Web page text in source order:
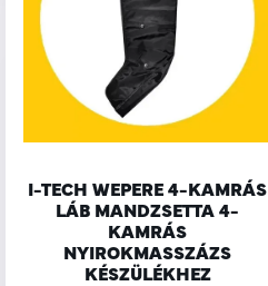
I-TECH WEPERE 4-KAMRÁS
LÁB MANDZSETTA 4-
KAMRÁS
NYIROKMASSZÁZS
KÉSZÜLÉKHEZ